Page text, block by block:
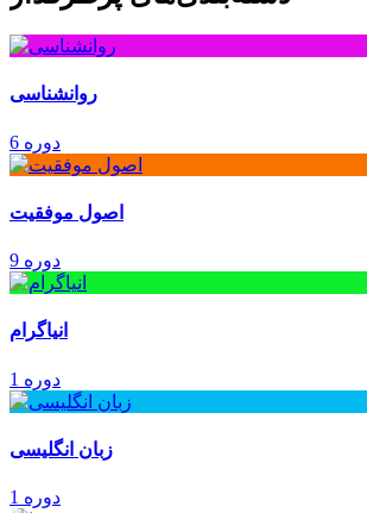
روانشناسی
6 دوره
اصول موفقیت
9 دوره
انیاگرام
1 دوره
زبان انگلیسی
1 دوره